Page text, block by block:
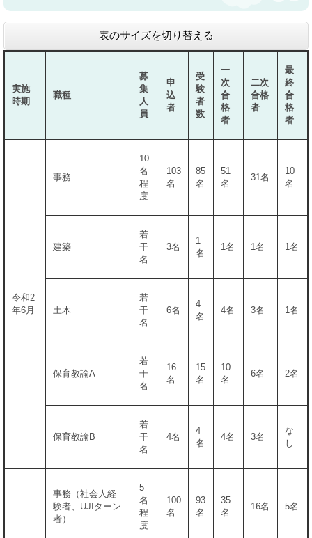
表のサイズを切り替える
実施
時期
職種
募
集
人
員
申
込
者
受
験
者
数
一
次
合
格
者
二次
合格
者
最
終
合
格
者
令和2
年6月
事務
10
名
程
度
103
名
85
名
51
名
31名
10
名
建築
若
干
名
3名
1
名
1名 1名 1名
土木
若
干
名
6名
4
名
4名 3名 1名
保育教諭A
若
干
名
16
名
15
名
10
名
6名 2名
保育教諭B
若
干
名
4名
4
名
4名 3名
な
し
事務（社会人経
験者、UJIターン
者）
5
名
程
度
100
名
93
名
35
名
16名 5名